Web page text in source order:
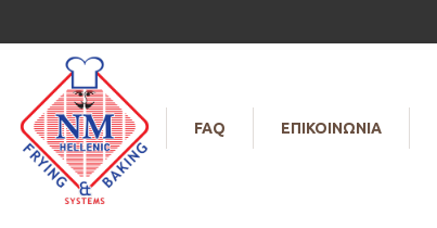
FAQ ΕΠΙΚΟΙΝΩΝΙΑ